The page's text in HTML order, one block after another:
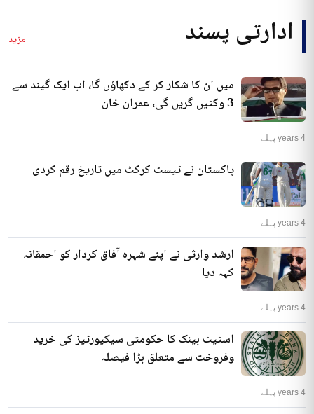
ادارتی پسند مزید
میں ان کا شکار کر کے دکھاؤں گا، اب ایک گیند سے
3 وکٹیں گریں گی، عمران خان
4 years پہلے
پاکستان نے ٹیسٹ کرکٹ میں تاریخ رقم کردی
4 years پہلے
ارشد وارثی نے اپنے شہرہ آفاق کردار کو احمقانہ
کہہ دیا
4 years پہلے
اسٹیٹ بینک کا حکومتی سیکیورٹیز کی خرید
وفروخت سے متعلق بڑا فیصلہ
4 years پہلے